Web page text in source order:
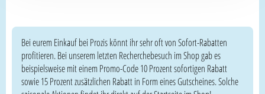
Bei eurem Einkauf bei Prozis könnt ihr sehr oft von Sofort-Rabatten
profitieren. Bei unserem letzten Recherchebesuch im Shop gab es
beispielsweise mit einem Promo-Code 10 Prozent sofortigen Rabatt
sowie 15 Prozent zusätzlichen Rabatt in Form eines Gutscheines. Solche